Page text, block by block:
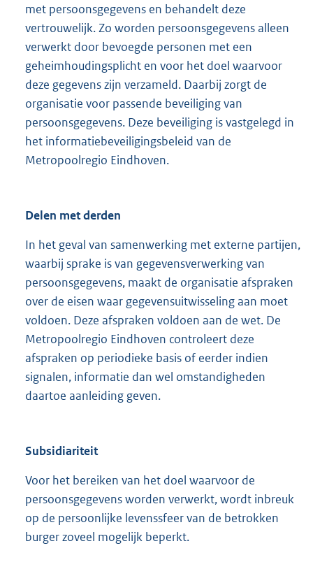
met persoonsgegevens en behandelt deze
vertrouwelijk. Zo worden persoonsgegevens alleen
verwerkt door bevoegde personen met een
geheimhoudingsplicht en voor het doel waarvoor
deze gegevens zijn verzameld. Daarbij zorgt de
organisatie voor passende beveiliging van
persoonsgegevens. Deze beveiliging is vastgelegd in
het informatiebeveiligingsbeleid van de
Metropoolregio Eindhoven.
Delen met derden
In het geval van samenwerking met externe partijen,
waarbij sprake is van gegevensverwerking van
persoonsgegevens, maakt de organisatie afspraken
over de eisen waar gegevensuitwisseling aan moet
voldoen. Deze afspraken voldoen aan de wet. De
Metropoolregio Eindhoven controleert deze
afspraken op periodieke basis of eerder indien
signalen, informatie dan wel omstandigheden
daartoe aanleiding geven.
Subsidiariteit
Voor het bereiken van het doel waarvoor de
persoonsgegevens worden verwerkt, wordt inbreuk
op de persoonlijke levenssfeer van de betrokken
burger zoveel mogelijk beperkt.